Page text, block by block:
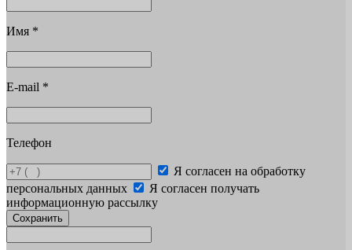
Имя *
E-mail *
Телефон
Я согласен на обработку
персональных данных
Я согласен получать
информационную рассылку
Сохранить